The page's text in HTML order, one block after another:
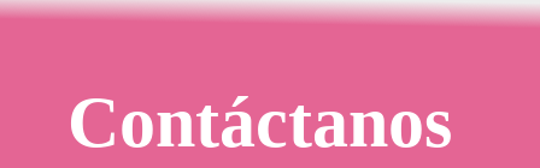
Contáctanos